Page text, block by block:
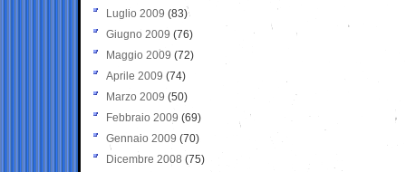
Luglio 2009 (83)
Giugno 2009 (76)
Maggio 2009 (72)
Aprile 2009 (74)
Marzo 2009 (50)
Febbraio 2009 (69)
Gennaio 2009 (70)
Dicembre 2008 (75)